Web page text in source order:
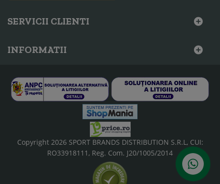
SERVICII CLIENTI
INFORMATII
Scrie-ne
Copyright 2026 SPORT BRANDS DISTRIBUTION S.R.L, CUI:
RO33918111, Reg. Com. J20/1005/2014